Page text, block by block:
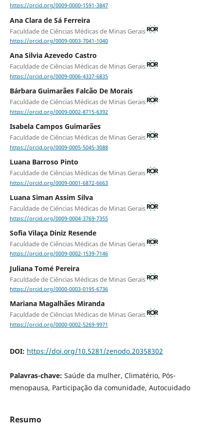
https://orcid.org/0009-0000-1591-3847
Ana Clara de Sá Ferreira
Faculdade de Ciências Médicas de Minas Gerais
https://orcid.org/0009-0003-7041-1040
Ana Silvia Azevedo Castro
Faculdade de Ciências Médicas de Minas Gerais
https://orcid.org/0009-0006-4337-6835
Bárbara Guimarães Falcão De Morais
Faculdade de Ciências Médicas de Minas Gerais
https://orcid.org/0009-0002-8715-6392
Isabela Campos Guimarães
Faculdade de Ciências Médicas de Minas Gerais
https://orcid.org/0009-0005-5045-3088
Luana Barroso Pinto
Faculdade de Ciências Médicas de Minas Gerais
https://orcid.org/0009-0001-6872-6663
Luana Siman Assim Silva
Faculdade de Ciências Médicas de Minas Gerais
https://orcid.org/0009-0004-3769-7355
Sofia Vilaça Diniz Resende
Faculdade de Ciências Médicas de Minas Gerais
https://orcid.org/0009-0002-1539-7146
Juliana Tomé Pereira
Faculdade de Ciências Médicas de Minas Gerais
https://orcid.org/0000-0003-0195-6736
Mariana Magalhães Miranda
Faculdade de Ciências Médicas de Minas Gerais
https://orcid.org/0000-0002-5269-9971
DOI: https://doi.org/10.5281/zenodo.20358302
Palavras-chave: Saúde da mulher, Climatério, Pós-
menopausa, Participação da comunidade, Autocuidado
Resumo